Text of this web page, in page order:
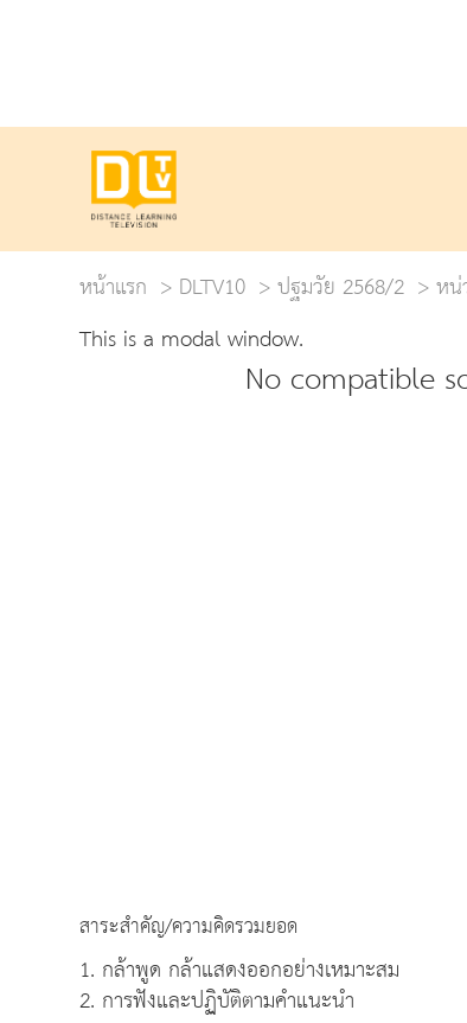
หน้าแรก
DLTV10 ปฐมวัย 2568/2 หน่
This is a modal window.
No compatible
สาระสำคัญ/ความคิดรวมยอด
1. กล้าพูด กล้าแสดงออกอย่างเหมาะสม
2. การฟังและปฏิบัติตามคำแนะนำ